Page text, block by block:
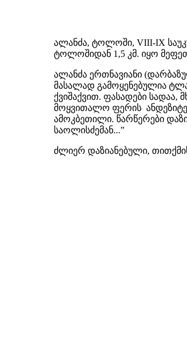
ალანძა, ტოლოში, VIII-IX
ტოლოშიდან 1,5 კმ. იყო
ალანძა ერთნავიანი
მასალად გამოყენებულია
ქვიშაქვით. ფასადები
მოყვითალო ფერის
ამოკბეთილი. წარწერები
საოლისძემან...”
ძლიერ დაზიანებული,